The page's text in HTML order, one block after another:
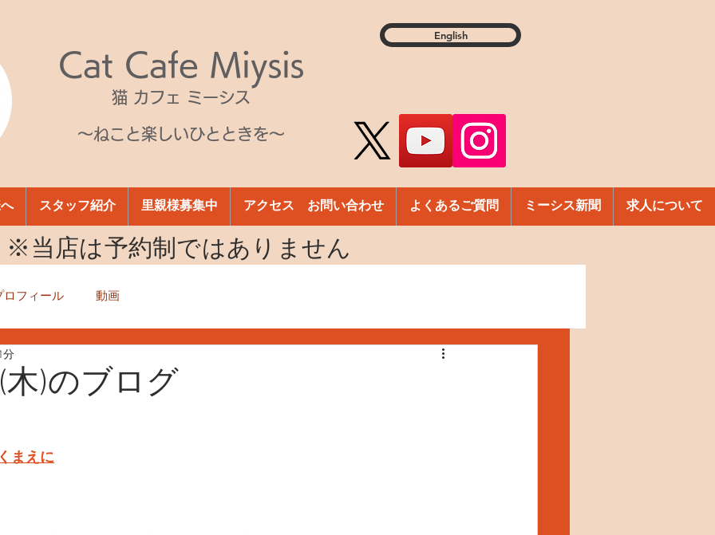
Cat Cafe Miysis
猫 カフェ ミーシス
～ねこと楽しいひとときを～
English
スタッフ紹介 里親様募集中 アクセス お問い合わせ よくあるご質問 ミーシス新聞 求人について
​※当店は予約制ではありません
ロフィール 動画
木)のブログ
分
まえに